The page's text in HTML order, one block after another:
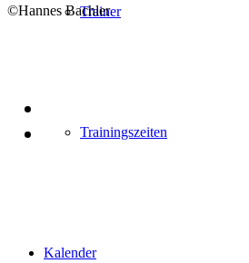
Trainer
Trainingszeiten
Kalender
©Hannes Bachler